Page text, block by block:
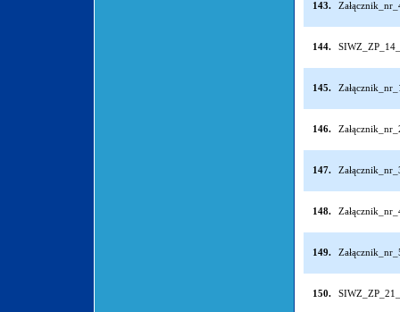
143.
144.
145.
146.
147.
148.
149.
150.